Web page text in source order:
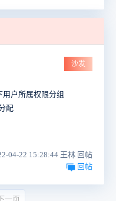
沙发
户所属权限分组
配
04-22 15:28:44 王林 回帖
回帖
一页